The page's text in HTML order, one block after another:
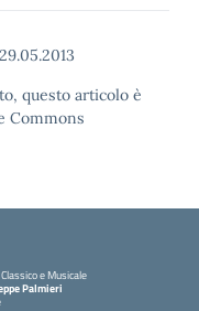
29.05.2013
questo articolo è
Commons
e Musicale
Palmieri